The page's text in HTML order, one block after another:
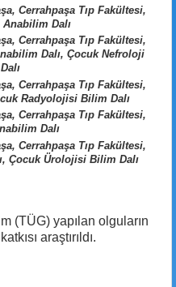
Cerrahpaşa Tıp Fakültesi,
Dalı
Cerrahpaşa Tıp Fakültesi,
Dalı, Çocuk Nefroloji
Cerrahpaşa Tıp Fakültesi,
Radyolojisi Bilim Dalı
Cerrahpaşa Tıp Fakültesi,
Dalı
Cerrahpaşa Tıp Fakültesi,
Çocuk Ürolojisi Bilim Dalı
(TÜG) yapılan olguların
araştırıldı.